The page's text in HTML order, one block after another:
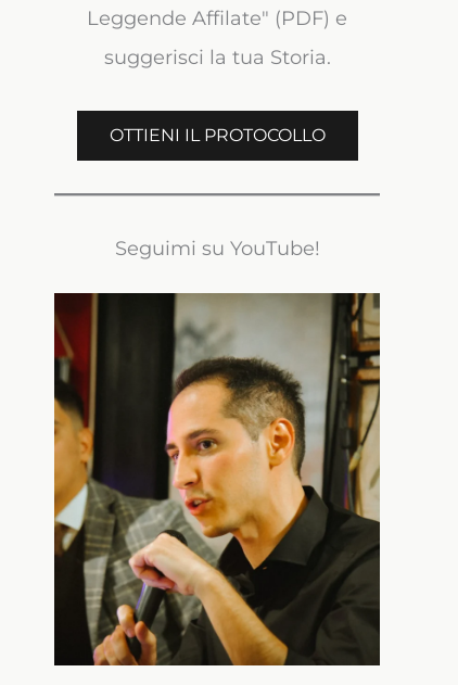
Leggende Affilate" (PDF) e
suggerisci la tua Storia.
OTTIENI IL PROTOCOLLO
Seguimi su YouTube!